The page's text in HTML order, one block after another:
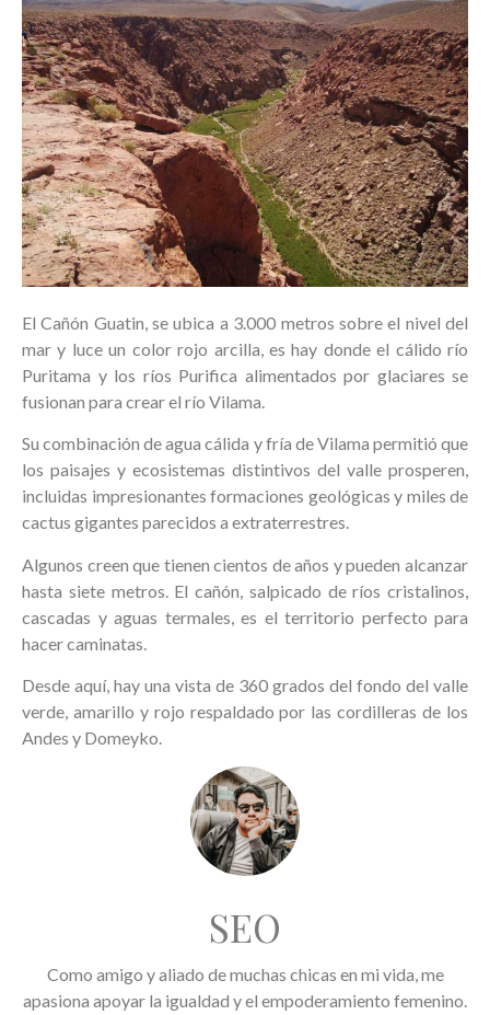
El Cañón Guatin, se ubica a 3.000 metros sobre el nivel del
mar y luce un color rojo arcilla, es hay donde el cálido río
Puritama y los ríos Purifica alimentados por glaciares se
fusionan para crear el río Vilama.
Su combinación de agua cálida y fría de Vilama permitió que
los paisajes y ecosistemas distintivos del valle prosperen,
incluidas impresionantes formaciones geológicas y miles de
cactus gigantes parecidos a extraterrestres.
Algunos creen que tienen cientos de años y pueden alcanzar
hasta siete metros. El cañón, salpicado de ríos cristalinos,
cascadas y aguas termales, es el territorio perfecto para
hacer caminatas.
Desde aquí, hay una vista de 360 ​​grados del fondo del valle
verde, amarillo y rojo respaldado por las cordilleras de los
Andes y Domeyko.
SEO
Como amigo y aliado de muchas chicas en mi vida, me
apasiona apoyar la igualdad y el empoderamiento femenino.